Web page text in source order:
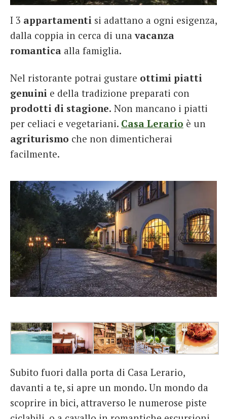
I 3 appartamenti si adattano a ogni esigenza,
dalla coppia in cerca di unavacanza
romantica alla famiglia.
Nel ristorante potrai gustare ottimi piatti
genuini e della tradizione preparati con
prodotti di stagione. Non mancano i piatti
per celiaci e vegetariani. Casa Lerario è un
agriturismo che non dimenticherai
facilmente.
Subito fuori dalla porta di Casa Lerario,
davanti a te, si apre un mondo. Un mondo da
scoprire in bici, attraverso le numerose piste